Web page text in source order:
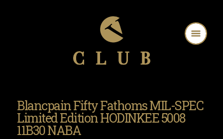
Blancpain Fifty Fathoms MIL-SPEC
Limited Edition HODINKEE 5008
11B30 NABA